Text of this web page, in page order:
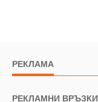
РЕКЛАМА
РЕКЛАМНИ ВРЪЗКИ